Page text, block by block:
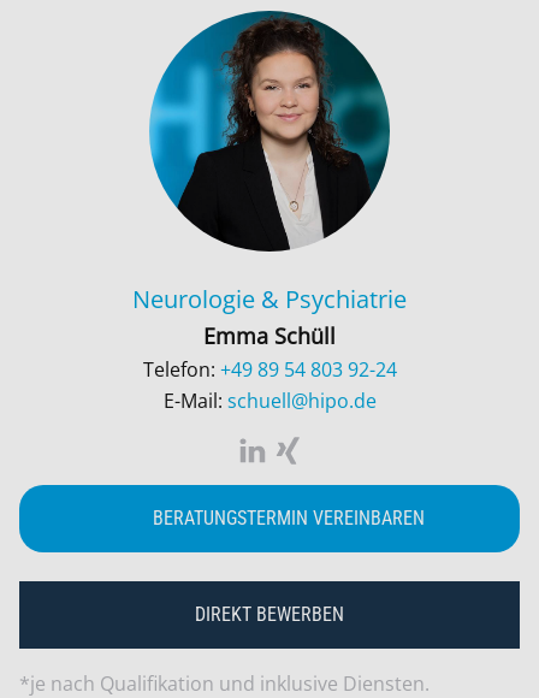
Neurologie & Psychiatrie
Emma Schüll
Telefon: +49 89 54 803 92-24
E-Mail: schuell@hipo.de
BERATUNGSTERMIN VEREINBAREN
DIREKT BEWERBEN
*je nach Qualifikation und inklusive Diensten.